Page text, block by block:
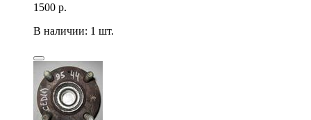
1500 р.
В наличии: 1 шт.